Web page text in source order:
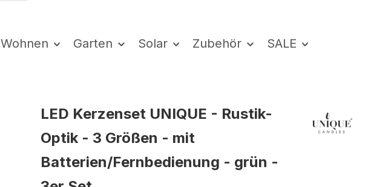
Wohnen Garten Solar Zubehör SALE
LED Kerzenset UNIQUE - Rustik-
Optik - 3 Größen - mit
Batterien/Fernbedienung - grün -